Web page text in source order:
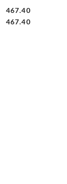
Cena:
467.40
Cena:
467.40